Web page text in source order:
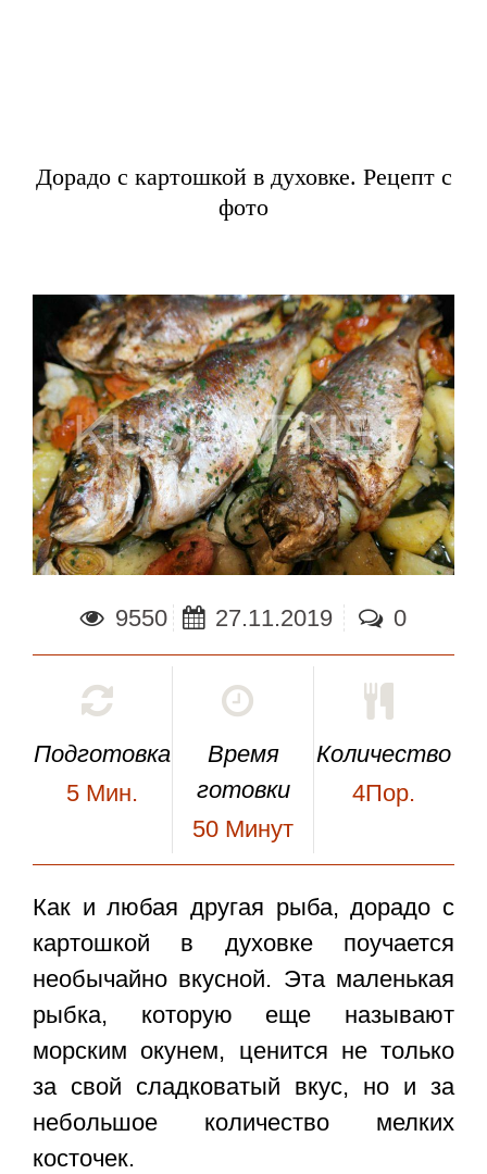
Дорадо с картошкой в духовке. Рецепт с
фото
9550 27.11.2019 0
Подготовка
5 Мин.
Время
готовки
50 Минут
Количество
4Пор.
Как и любая другая рыба,дорадо с
картошкой в духовкепоучается
необычайно вкусной. Эта маленькая
рыбка, которую еще называют
морским окунем, ценится не только
за свой сладковатый вкус, но и за
небольшое количество мелких
косточек.